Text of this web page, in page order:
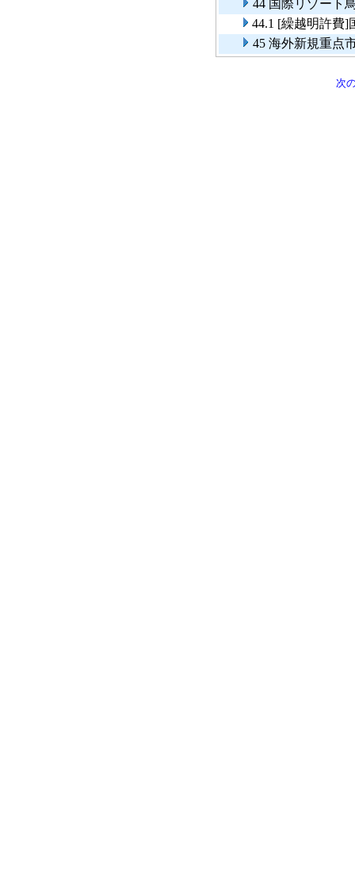
44 国際リゾート
44.1 [繰越明許費]
45 海外新規重点
次